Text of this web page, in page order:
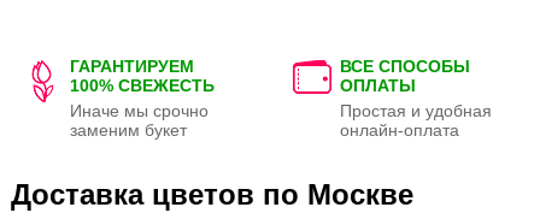
ГАРАНТИРУЕМ
100% СВЕЖЕСТЬ
Иначе мы срочно
заменим букет
ВСЕ СПОСОБЫ
ОПЛАТЫ
Простая и удобная
онлайн-оплата
Доставка цветов по Москве